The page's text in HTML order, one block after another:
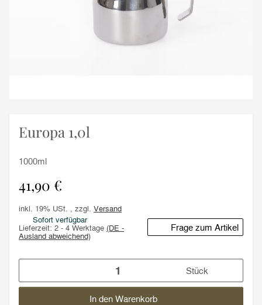
Europa 1,0l
1000ml
41,90 €
inkl. 19% USt. , zzgl. Versand
Sofort verfügbar
Lieferzeit: 2 - 4 Werktage (DE -
Ausland abweichend)
Frage zum Artikel
Stück
In den Warenkorb